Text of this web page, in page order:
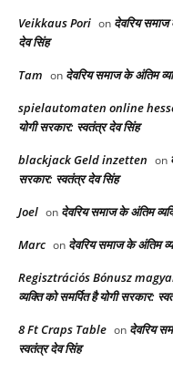
Veikkaus Pori on देवरिय समाज
देव सिंह
Tam on देवरिय समाज के अंतिम
spielautomaten online
योगी सरकार: स्वतंत्र देव सिंह
blackjack Geld inzetten on
सरकार: स्वतंत्र देव सिंह
Joel on देवरिय समाज के अंतिम
Marc on देवरिय समाज के अंतिम
Regisztrációs Bónusz
व्यक्ति को समर्पित है योगी सरकार:
8 Ft Craps Table on देवरिय
स्वतंत्र देव सिंह